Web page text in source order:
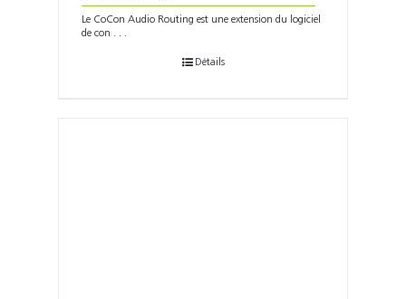
Le CoCon Audio Routing est une extension du logiciel
de con . . .
Détails